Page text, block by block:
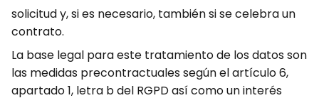
solicitud y, si es necesario, también si se celebra un
contrato.
La base legal para este tratamiento de los datos son
las medidas precontractuales según el artículo 6,
apartado 1, letra b del RGPD así como un interés